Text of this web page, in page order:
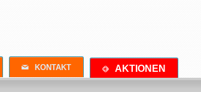
M KONTAKT D AKTIONEN